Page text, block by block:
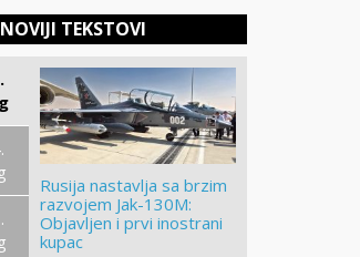
TEKSTOVI
Rusija nastavlja sa brzim
razvojem Jak-130M:
Objavljen i prvi inostrani
kupac